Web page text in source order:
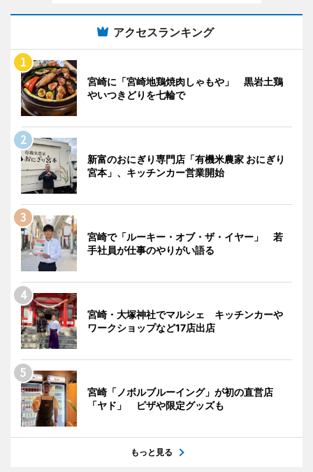
アクセスランキング
宮崎に「宮崎地鶏焼肉しゃもや」 黒岩土鶏
やいつきどりを七輪で
新富のおにぎり専門店「有機米農家 おにぎり
宮本」、キッチンカー営業開始
宮崎で「ルーキー・オブ・ザ・イヤー」 若
手社員が仕事のやりがい語る
宮崎・大塚神社でマルシェ キッチンカーや
ワークショップなど17店出店
宮崎「ノボルブルーイング」が初の直営店
「ヤド」 ピザや限定グッズも
もっと見る